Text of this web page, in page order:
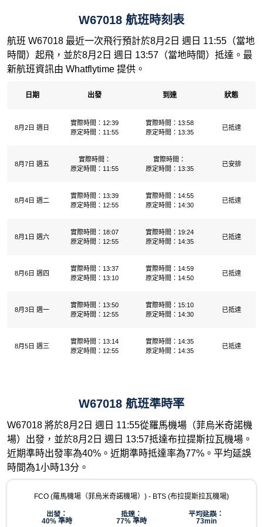
W67018 航班時刻表
航班 W67018 最近一次飛行預計於8月2日 週日 11:55（當地
時間）起飛，並於8月2日 週日 13:57（當地時間）抵達。最
新航班資訊由 Whatflytime 提供。
日期 出發 到達 狀態
8月2日 週日
實際時間：12:39
原定時間：11:55
實際時間：13:58
原定時間：13:35
已抵達
8月7日 週五
實際時間：
原定時間：11:55
實際時間：
原定時間：13:35
已安排
8月4日 週二
實際時間：13:39
原定時間：12:55
實際時間：14:55
原定時間：14:30
已抵達
8月1日 週六
實際時間：18:07
原定時間：12:55
實際時間：19:24
原定時間：14:35
已抵達
8月6日 週四
實際時間：13:37
原定時間：13:10
實際時間：14:59
原定時間：14:50
已抵達
8月3日 週一
實際時間：13:50
原定時間：12:55
實際時間：15:10
原定時間：14:30
已抵達
8月5日 週三
實際時間：13:14
原定時間：12:55
實際時間：14:35
原定時間：14:35
已抵達
W67018 航班準時率
W67018 將於8月2日 週日 11:55從羅馬機場（菲烏米奇諾機
場）出發，並於8月2日 週日 13:57抵達布拉提斯拉瓦機場。
近期準時出發率為40%。近期準時抵達率為77%。平均延誤
時間為1小時13分。
FCO (羅馬機場（菲烏米奇諾機場）) - BTS (布拉提斯拉瓦機場)
出發：
40% 準時
抵達：
77% 準時
平均延誤：
73min